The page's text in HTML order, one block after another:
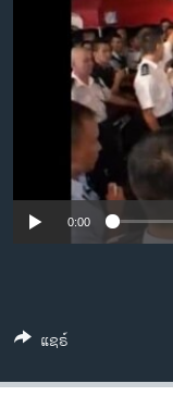
ອິດສະຫຼະພາບດ້ານກາ
ຊີວິດຊາວລາວ
ຊຸມຊົນຊາວລາວ
ວິທະຍາສາດ-ເທັກໂນໂ
ພາສາອັງກິດ
No
0:00
ແຊຣ໌